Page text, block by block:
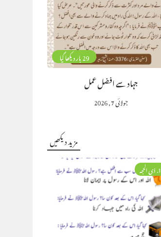
29 بار دیکھا گیا
جہاد سے افضل عمل
جولائی 7, 2026
مزید دیکھیں